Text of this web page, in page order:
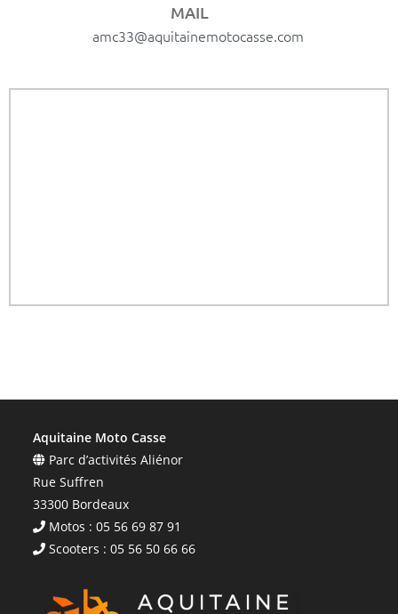
MAIL
amc33@aquitainemotocasse.com
Aquitaine Moto Casse
Parc d’activités Aliénor
Rue Suffren
33300 Bordeaux
Motos : 05 56 69 87 91
Scooters : 05 56 50 66 66